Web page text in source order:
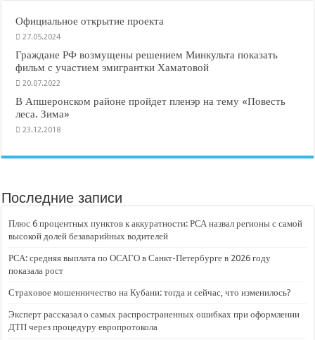
Официальное открытие проекта
27.05.2024
Граждане РФ возмущены решением Минкульта показать
фильм с участием эмигрантки Хаматовой
20.07.2022
В Апшеронском районе пройдет пленэр на тему «Повесть
леса. Зима»
23.12.2018
Последние записи
Плюс 6 процентных пунктов к аккуратности: РСА назвал регионы с самой
высокой долей безаварийных водителей
РСА: средняя выплата по ОСАГО в Санкт-Петербурге в 2026 году
показала рост
Страховое мошенничество на Кубани: тогда и сейчас, что изменилось?
Эксперт рассказал о самых распространенных ошибках при оформлении
ДТП через процедуру европротокола